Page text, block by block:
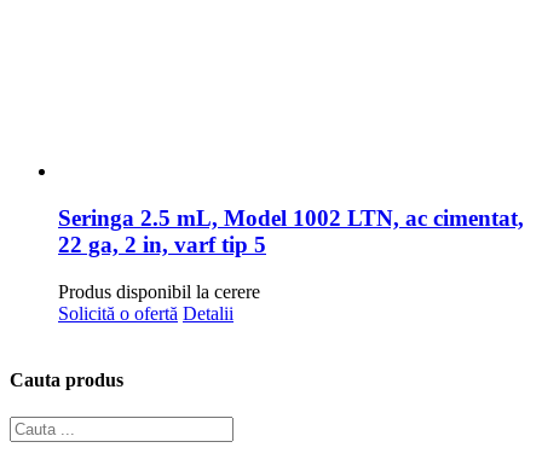
Seringa 2.5 mL, Model 1002 LTN, ac cimentat,
22 ga, 2 in, varf tip 5
Produs disponibil la cerere
Solicită o ofertă Detalii
Cauta produs